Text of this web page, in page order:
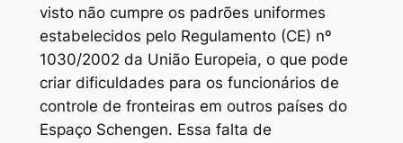
visto não cumpre os padrões uniformes
estabelecidos pelo Regulamento (CE) nº
1030/2002 da União Europeia, o que pode
criar dificuldades para os funcionários de
controle de fronteiras em outros países do
Espaço Schengen. Essa falta de